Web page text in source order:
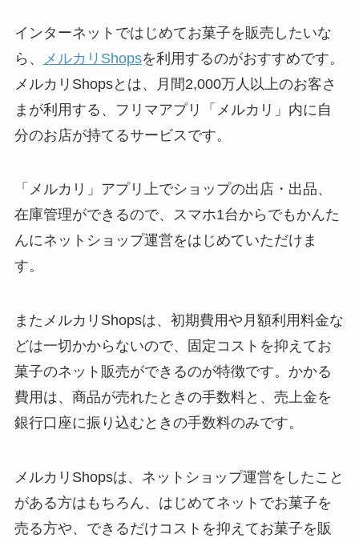
インターネットではじめてお菓子を販売したいな
ら、
メルカリShopsを利用するのがおすすめです。
メルカリShopsとは、月間2,000万人以上のお客さ
まが利用する、フリマアプリ「メルカリ」内に自
分のお店が持てるサービスです。
「メルカリ」アプリ上でショップの出店・出品、
在庫管理ができるので、スマホ1台からでもかんた
んにネットショップ運営をはじめていただけま
す。
またメルカリShopsは、初期費用や月額利用料金な
どは一切かからないので、固定コストを抑えてお
菓子のネット販売ができるのが特徴です。かかる
費用は、商品が売れたときの手数料と、売上金を
銀行口座に振り込むときの手数料のみです。
メルカリShopsは、ネットショップ運営をしたこと
がある方はもちろん、はじめてネットでお菓子を
売る方や、できるだけコストを抑えてお菓子を販